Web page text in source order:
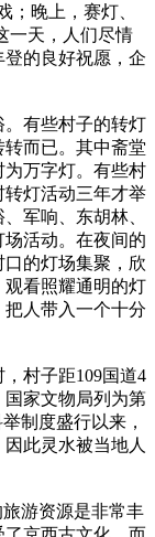
；晚上，赛灯、
一天，人们尽情
的良好祝愿，企
有些村子的转灯
而已。其中斋堂
万字灯。有些村
灯活动三年才举
军响、东胡林、
活动。在夜间的
的灯场集聚，欣
看照耀通明的灯
人带入一个十分
村子距109国道4
国家文物局列为第
制度盛行以来，
此灵水被当地人
游资源是非常丰